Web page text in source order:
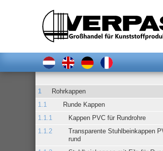
Rohrkappen
Runde Kappen
Kappen PVC für Rundrohre
Transparente Stuhlbeinkappen
rund